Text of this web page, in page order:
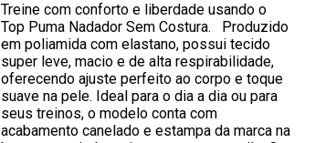
Treine com conforto e liberdade usando o
Top Puma Nadador Sem Costura. Produzido
em poliamida com elastano, possui tecido
super leve, macio e de alta respirabilidade,
oferecendo ajuste perfeito ao corpo e toque
suave na pele. Ideal para o dia a dia ou para
seus treinos, o modelo conta com
acabamento canelado e estampa da marca na